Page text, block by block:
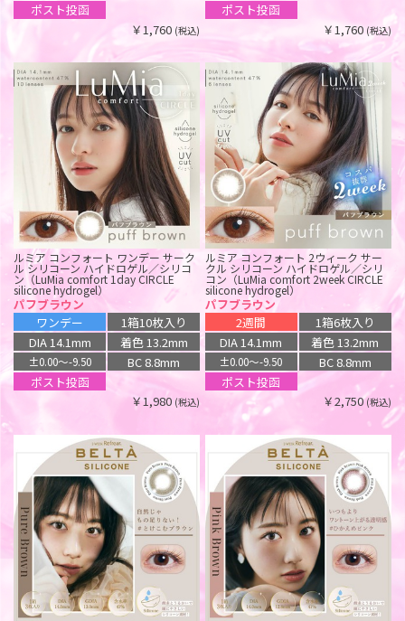
ポスト投函
￥1,760 (税込)
ポスト投函
￥1,760 (税込)
ルミア コンフォート ワンデー サーク
ル シリコーン ハイドロゲル／シリコ
ン（LuMia comfort 1day CIRCLE
silicone hydrogel）
パフブラウン
ワンデー
1箱10枚入り
DIA 14.1mm
着色 13.2mm
±0.00〜-9.50
BC 8.8mm
ポスト投函
￥1,980 (税込)
ルミア コンフォート 2ウィーク サー
クル シリコーン ハイドロゲル／シリ
コン（LuMia comfort 2week CIRCLE
silicone hydrogel）
パフブラウン
2週間
1箱6枚入り
DIA 14.1mm
着色 13.2mm
±0.00〜-9.50
BC 8.8mm
ポスト投函
￥2,750(税込)